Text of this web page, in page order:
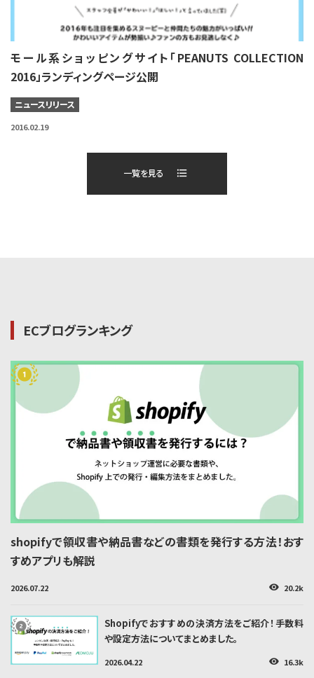
モール系ショッピングサイト「PEANUTS COLLECTION
2016」ランディングページ公開
ニュースリリース
2016.02.19
一覧を見る
ECブログランキング
shopifyで領収書や納品書などの書類を発行する方法！おす
すめアプリも解説
2026.07.22 👁 20.2k
Shopifyでおすすめの決済方法をご紹介！手数料
や設定方法についてまとめました。
2026.04.22 👁 16.3k